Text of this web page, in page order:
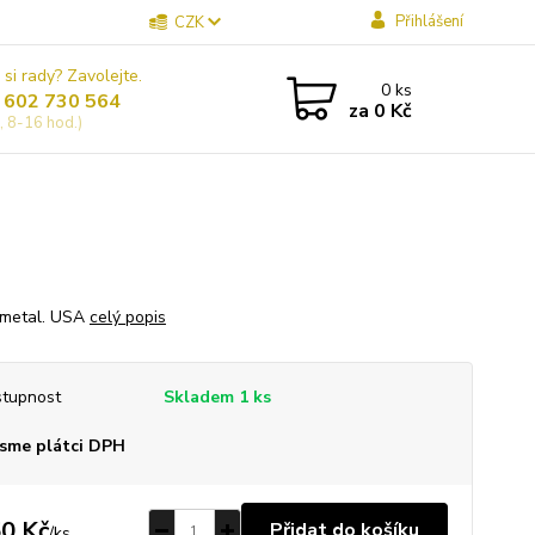
CZK Přihlášení
rady? Zavolejte.
730 564
8-16 hod.)
0ks
za 0 Kč
USA celý popis
Skladem 1 ks
plátci DPH